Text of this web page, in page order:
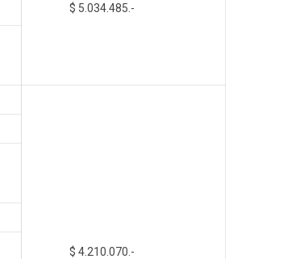
$ 5.034.485.-
$4.210.070.-